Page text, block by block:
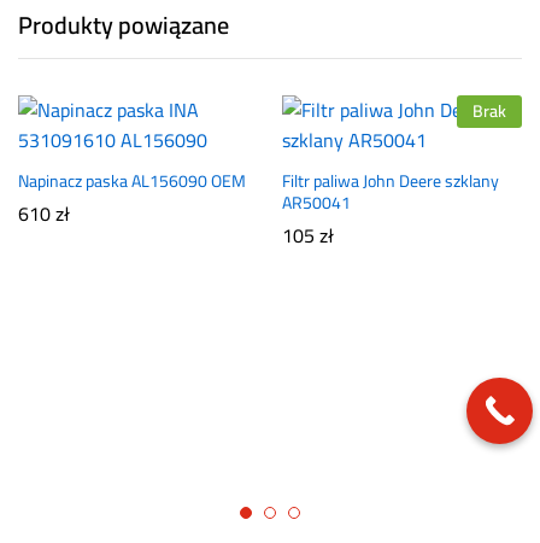
Produkty powiązane
Napinacz paska AL156090 OEM
610zł
Brak
Filtr paliwa John Deere szklany
AR50041
105zł